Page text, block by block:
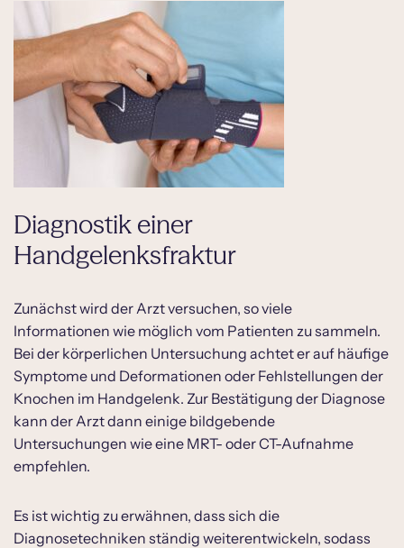
Diagnostik einer
Handgelenksfraktur
Zunächst wird der Arzt versuchen, so viele
Informationen wie möglich vom Patienten zu sammeln.
Bei der körperlichen Untersuchung achtet er auf häufige
Symptome und Deformationen oder Fehlstellungen der
Knochen im Handgelenk. Zur Bestätigung der Diagnose
kann der Arzt dann einige bildgebende
Untersuchungen wie eine MRT- oder CT-Aufnahme
empfehlen.
Es ist wichtig zu erwähnen, dass sich die
Diagnosetechniken ständig weiterentwickeln, sodass